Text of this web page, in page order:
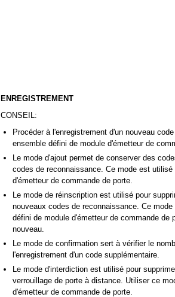
ENREGISTREMENT
CONSEIL:
Procéder à l'enregistrement d'un nouveau
ensemble défini de module d'émetteur de
Le mode d'ajout permet de conserver des
codes de reconnaissance. Ce mode est
d'émetteur de commande de porte.
Le mode de réinscription est utilisé pour
nouveaux codes de reconnaissance. Ce
défini de module d'émetteur de commande de
nouveau.
Le mode de confirmation sert à vérifier le
l'enregistrement d'un code supplémentaire.
Le mode d'interdiction est utilisé pour
verrouillage de porte à distance. Utiliser ce
d'émetteur de commande de porte.